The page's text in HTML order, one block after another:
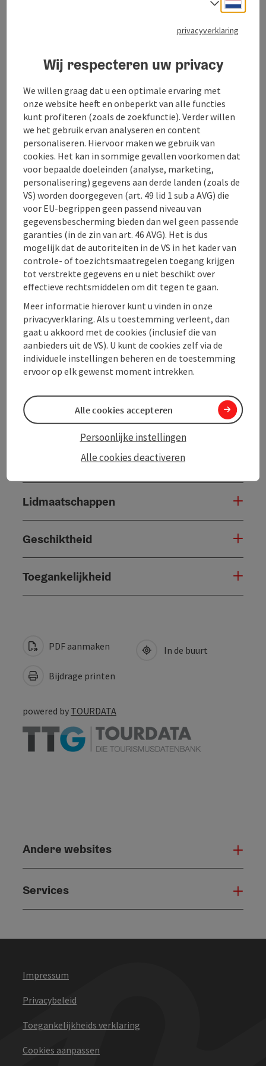
Harmonie & Balans - Welkom in het Innviertel!
van hoge kwaliteit, satelliet-tv, cd-speler/radio en
haardroger.
Laat je ziel bungelen in harmonie & balans.
rustige ligging en direct in het centrum van
Geinberg
ca. 7 minuten lopen naar het kuuroord Geinberg
Comfort kamer (40 m²) met koelkast, enz.
Rookvrij huis!
Contact
Algemene informatie
Inrichting
Prijs
Ligging
Openingstijden
Lidmaatschappen
Geschiktheid
Toegankelijkheid
PDF aanmaken
Bijdrage printen
In de buurt
powered by TOURDATA
Andere websites
Services
Impressum
Privacybeleid
Toegankelijkheids verklaring
Cookies aanpassen
privacyverklaring
Wij respecteren uw privacy
We willen graag dat u een optimale ervaring met
onze website heeft en onbeperkt van alle functies
kunt profiteren (zoals de zoekfunctie). Verder willen
we het gebruik ervan analyseren en content
personaliseren. Hiervoor maken we gebruik van
cookies. Het kan in sommige gevallen voorkomen dat
voor bepaalde doeleinden (analyse, marketing,
personalisering) gegevens aan derde landen (zoals de
VS) worden doorgegeven (art. 49 lid 1 sub a AVG) die
voor EU-begrippen geen passend niveau van
gegevensbescherming bieden dan wel geen passende
garanties (in de zin van art. 46 AVG). Het is dus
mogelijk dat de autoriteiten in de VS in het kader van
controle- of toezichtsmaatregelen toegang krijgen
tot verstrekte gegevens en u niet beschikt over
effectieve rechtsmiddelen om dit tegen te gaan.
Meer informatie hierover kunt u vinden in onze
privacyverklaring. Als u toestemming verleent, dan
gaat u akkoord met de cookies (inclusief die van
aanbieders uit de VS). U kunt de cookies zelf via de
individuele instellingen beheren en de toestemming
ervoor op elk gewenst moment intrekken.
Alle cookies deactiveren
Persoonlijke instellingen
Alle cookies accepteren